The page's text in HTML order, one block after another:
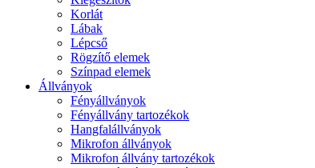
Korlát
Lábak
Lépcső
Rögzítő elemek
Színpad elemek
Állványok
Fényállványok
Fényállvány tartozékok
Hangfalállványok
Mikrofon állványok
Mikrofon állvány tartozékok